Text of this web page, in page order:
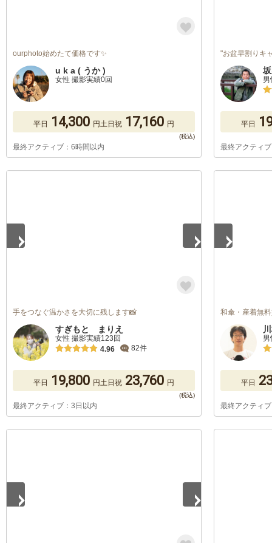
ourphoto始めたて価格です✨
u k a ( うか )
女性 撮影実績0回
平日 14,300 円土日祝 17,160 円
最終アクティブ：6時間以内
"お盆早割りキ
平日
最終アクティ
手をつなぐ温かさを大切に残します📸
すぎもと まりえ
女性 撮影実績123回
4.96
82件
平日 19,800 円土日祝 23,760 円
最終アクティブ：3日以内
和傘・産着無
平日
最終アクティ